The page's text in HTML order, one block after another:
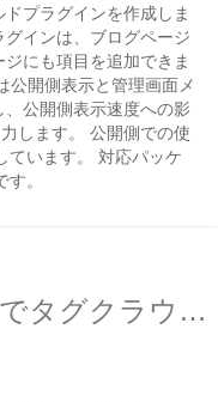
ドプラグインを作成しま
グインは、ブログページ
ジにも項目を追加できま
公開側表示と管理画面メ
、公開側表示速度への影
します。 公開側での使
ています。 対応パッケ
。
SOY CMSの記事の検索でタグクラウドの項目の追加設定を設けました